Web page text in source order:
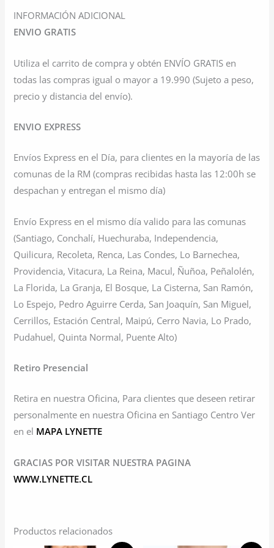
INFORMACIÓN ADICIONAL
ENVIO GRATIS
Utiliza el carrito de compra y obtén ENVÍO GRATIS en
todas las compras igual o mayor a 19.990 (Sujeto a peso,
precio y distancia del envío).
ENVIO EXPRESS
Envíos Express en el Día, para clientes en la mayoría de las
comunas de la RM (compras recibidas hasta las 12:00h se
despachan y entregan el mismo día)
Envío Express en el mismo día valido para las comunas
(Santiago, Conchalí, Huechuraba, Independencia,
Quilicura, Recoleta, Renca, Las Condes, Lo Barnechea,
Providencia, Vitacura, La Reina, Macul, Ñuñoa, Peñalolén,
La Florida, La Granja, El Bosque, La Cisterna, San Ramón,
Lo Espejo, Pedro Aguirre Cerda, San Joaquín, San Miguel,
Cerrillos, Estación Central, Maipú, Cerro Navia, Lo Prado,
Pudahuel, Quinta Normal, Puente Alto)
Retiro Presencial
Retira en nuestra Oficina, Para clientes que deseen retirar
personalmente en nuestra Oficina en Santiago Centro Ver
en el MAPA LYNETTE
GRACIAS POR VISITAR NUESTRA PAGINA
WWW.LYNETTE.CL
Productos relacionados